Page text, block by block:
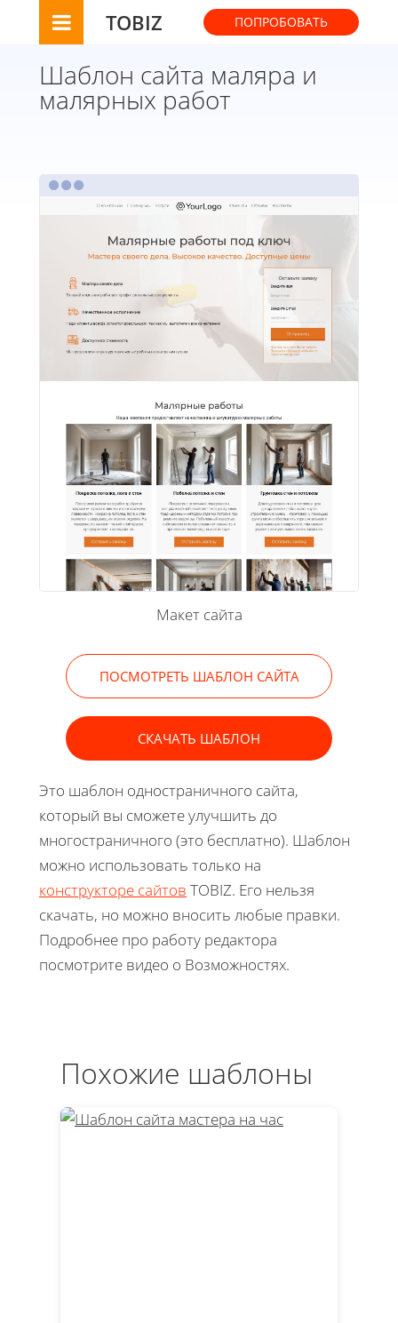
TOBIZ ПОПРОБОВАТЬ
Шаблон сайта маляра и
малярных работ
Макет сайта
ПОСМОТРЕТЬ ШАБЛОН САЙТА
СКАЧАТЬ ШАБЛОН
Это шаблон одностраничного сайта,
который вы сможете улучшить до
многостраничного (это бесплатно). Шаблон
можно использовать только на
конструкторе сайтов TOBIZ. Его нельзя
скачать, но можно вносить любые правки.
Подробнее про работу редактора
посмотрите видео о Возможностях.
Похожие шаблоны